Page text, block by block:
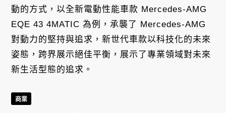
動的方式，以全新電動性能車款 Mercedes-AMG
EQE 43 4MATIC 為例，承襲了 Mercedes-AMG
對動力的堅持與追求，新世代車款以科技化的未來
姿態，跨界展示絕佳平衡，展示了專業領域對未來
新生活型態的追求。
商業